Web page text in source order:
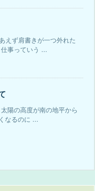
えず肩書きが一つ外れた
事っていう ...
の高度が南の地平から
なるのに ...